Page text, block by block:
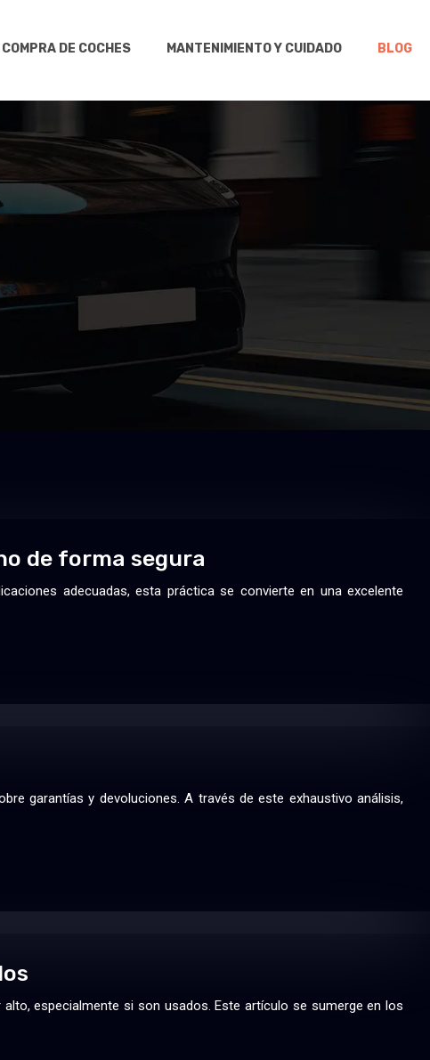
DE COCHES MANTENIMIENTO Y CUIDADO BLOG
de forma segura
adecuadas, esta práctica se convierte en una excelente
garantías y devoluciones. A través de este exhaustivo análisis,
especialmente si son usados. Este artículo se sumerge en los